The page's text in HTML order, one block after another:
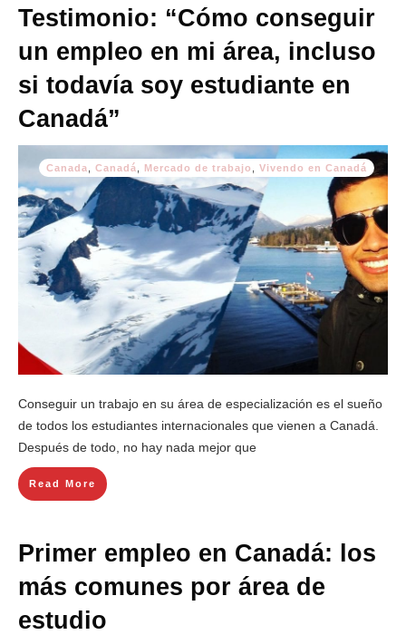
Testimonio: “Cómo conseguir
un empleo en mi área, incluso
si todavía soy estudiante en
Canadá”
Canada Canadá Mercado de trabajo Vivendo en Canadá
Conseguir un trabajo en su área de especialización es el sueño
de todos los estudiantes internacionales que vienen a Canadá.
Después de todo, no hay nada mejor que
Read More
Primer empleo en Canadá: los
más comunes por área de
estudio